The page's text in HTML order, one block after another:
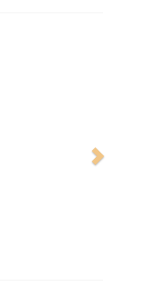
sin